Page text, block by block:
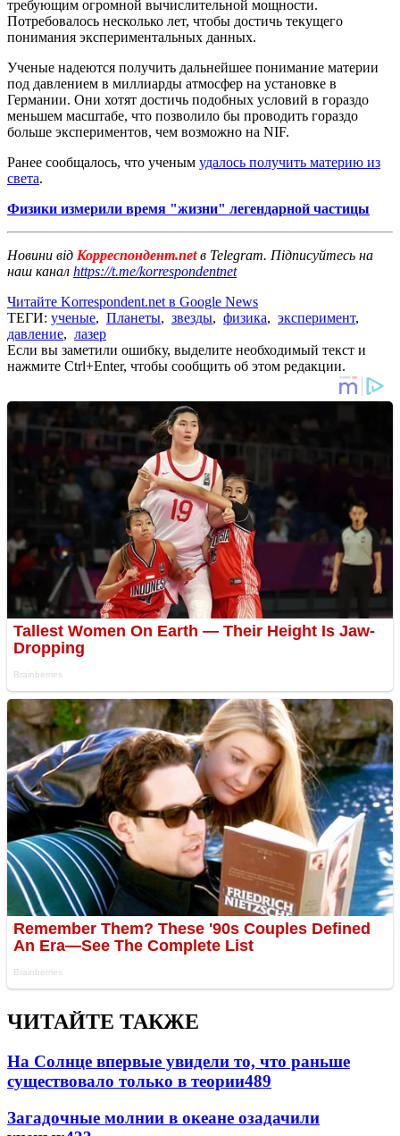
требующим огромной вычислительной мощности.
Потребовалось несколько лет, чтобы достичь текущего
понимания экспериментальных данных.
Ученые надеются получить дальнейшее понимание материи
под давлением в миллиарды атмосфер на установке в
Германии. Они хотят достичь подобных условий в гораздо
меньшем масштабе, что позволило бы проводить гораздо
больше экспериментов, чем возможно на NIF.
Ранее сообщалось, что ученым удалось получить материю из
света.
Физики измерили время "жизни" легендарной частицы
Новини від Корреспондент.netв Telegram. Підписуйтесь на
наш канал https://t.me/korrespondentnet
Читайте Korrespondent.net в Google News
ТЕГИ: ученые, Планеты, звезды, физика, эксперимент,
давление, лазер
Если вы заметили ошибку, выделите необходимый текст и
нажмите Ctrl+Enter, чтобы сообщить об этом редакции.
ЧИТАЙТЕ ТАКЖЕ
На Солнце впервые увидели то, что раньше
существовало только в теории489
Загадочные молнии в океане озадачили